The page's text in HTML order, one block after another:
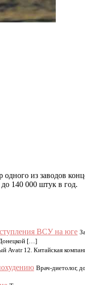
одного из заводов
140 000 штук в год.
ВСУ на юге
Донецкой […]
Avatr 12. Китайская
Врач-диетолог,